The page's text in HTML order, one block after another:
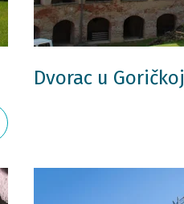
Dvorac u Goričkoj